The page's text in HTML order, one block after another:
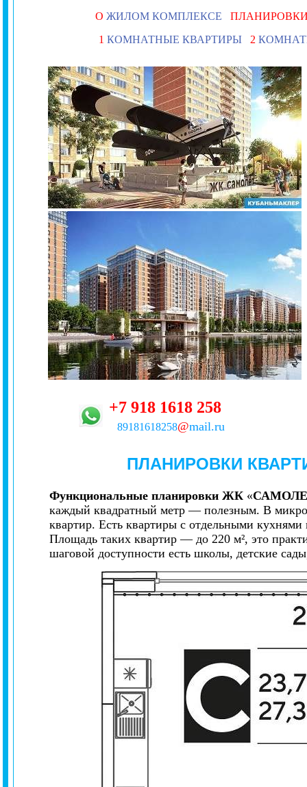
О ЖИЛОМ КОМПЛЕКСЕ
1 КОМНАТНЫЕ КВАРТИРЫ 2
+7 918 1618 258
89181618258@mail.ru
ПЛАНИРОВКИ
Функциональные планировки ЖК«
каждый квадратный метр — полезным. В
квартир. Есть квартиры с отдельными
Площадь таких квартир — до 220 м², это
шаговой доступности есть школы, детские